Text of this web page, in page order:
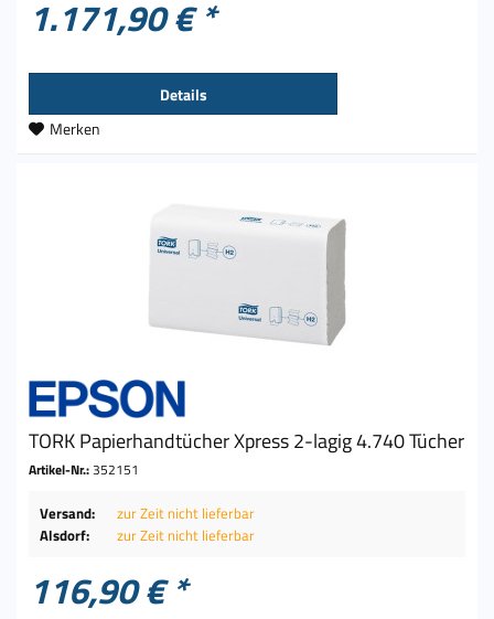
1.171,90 € *
Details
Merken
TORK Papierhandtücher Xpress 2-lagig 4.740 Tücher
Artikel-Nr.:352151
Versand:
zur Zeit nicht lieferbar
Alsdorf:
zur Zeit nicht lieferbar
116,90 € *